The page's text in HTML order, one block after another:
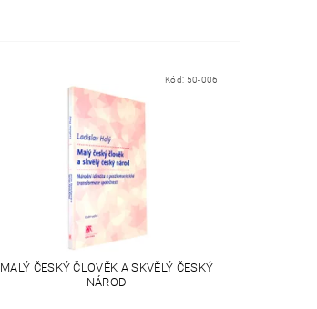
Kód: 50-006
MALÝ ČESKÝ ČLOVĚK A SKVĚLÝ ČESKÝ
NÁROD